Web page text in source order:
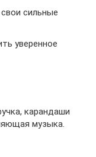
сильные
уверенное
карандаши
музыка.